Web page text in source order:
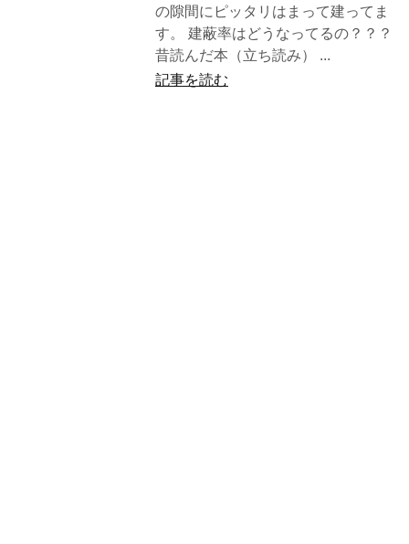
の隙間にピッタリはまって建ってま
す。 建蔽率はどうなってるの？？？
昔読んだ本（立ち読み） ...
記事を読む